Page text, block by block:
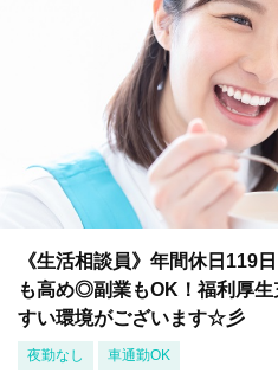
《生活相談員》年間休日119
も高め◎副業もOK！福利厚
すい環境がございます☆彡
夜勤なし 車通勤OK